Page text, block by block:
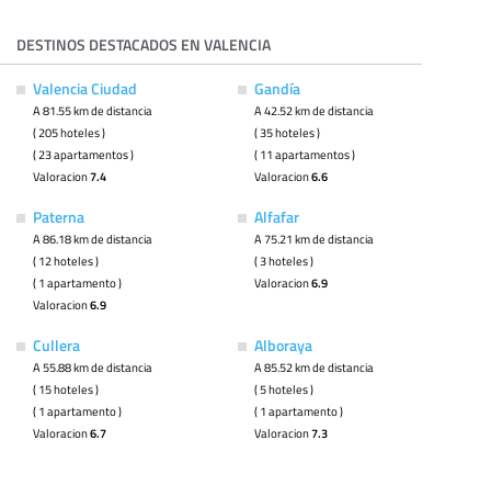
DESTINOS DESTACADOS EN VALENCIA
Valencia Ciudad
A 81.55 km de distancia
( 205 hoteles )
( 23 apartamentos )
Valoracion7.4
Gandía
A 42.52 km de distancia
( 35 hoteles )
( 11 apartamentos )
Valoracion6.6
Paterna
A 86.18 km de distancia
( 12 hoteles )
( 1 apartamento )
Valoracion6.9
Alfafar
A 75.21 km de distancia
( 3 hoteles )
Valoracion6.9
Cullera
A 55.88 km de distancia
( 15 hoteles )
( 1 apartamento )
Valoracion6.7
Alboraya
A 85.52 km de distancia
( 5 hoteles )
( 1 apartamento )
Valoracion7.3